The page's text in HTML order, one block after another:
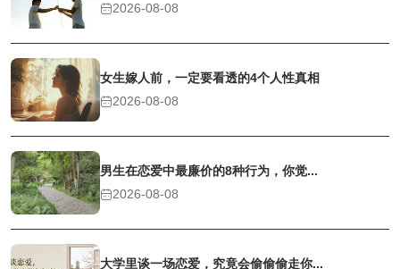
2026-08-08
女生嫁人前，一定要看透的4个人性真相
2026-08-08
男生在恋爱中最廉价的8种行为，你觉...
2026-08-08
大学里谈一场恋爱，究竟会偷偷偷走你...